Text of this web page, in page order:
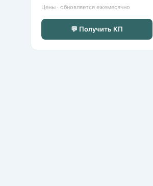
Цены · обновляется ежемесячно
💬 Получить КП